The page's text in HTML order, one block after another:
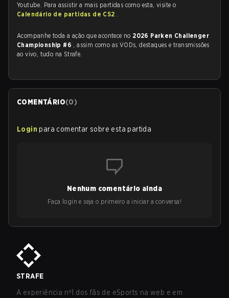
Youtube. Para assistir a mais partidas como esta, visite o
Calendário de partidas de CS2 .
Acompanhe toda a ação que acontece no 2026 Parken Challenger
Championship #6 , assim como as VODs, destaques e transmissões
ao vivo, tudo na Strafe.
COMENTÁRIO(0)
Login para comentar sobre esta partida
Nenhum comentário ainda
Faça login e seja o primeiro a iniciar a conversa!
STRAFE
A experiência nº1 dos fãs de eSports na web e em